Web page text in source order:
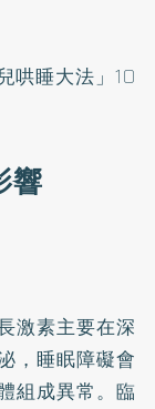
哄睡大法」10
響
激素主要在深
，睡眠障礙會
組成異常。臨